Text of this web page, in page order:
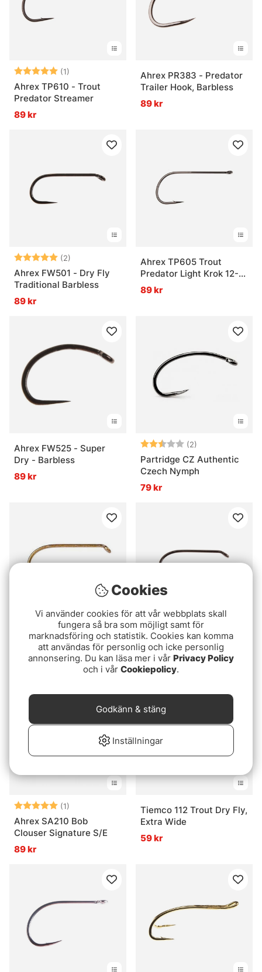
Betyg: (1)
5.0 utav 5 stjärnor
Ahrex TP610 - Trout
Predator Streamer
89 kr
Ahrex PR383 - Predator
Trailer Hook, Barbless
89 kr
Betyg: (2)
5.0 utav 5 stjärnor
Ahrex FW501 - Dry Fly
Traditional Barbless
89 kr
Ahrex TP605 Trout
Predator Light Krok 12-
pack
89 kr
Ahrex FW525 - Super
Dry - Barbless
89 kr
Betyg: (2)
Partridge CZ Authentic
Czech Nymph
79 kr
Tiemco 100 Dry Fly
fr. 55 kr
Ahrex FW560 - Nymph
Traditional
89 kr
Betyg: (1)
5.0 utav 5 stjärnor
Ahrex SA210 Bob
Clouser Signature S/E
89 kr
Tiemco 112 Trout Dry Fly,
Extra Wide
59 kr
Cookies
Vi använder cookies för att vår webbplats skall
fungera så bra som möjligt samt för
marknadsföring och statistik. Cookies kan komma
att användas för personlig och icke personlig
annonsering. Du kan läsa mer i vår Privacy Policy
och i vår Cookiepolicy.
Inställningar
Godkänn & stäng